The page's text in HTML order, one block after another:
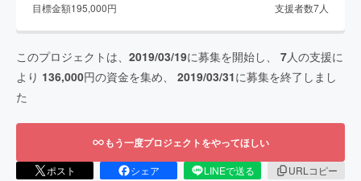
目標金額195,000円 支援者数7人
このプロジェクトは、 2019/03/19に募集を開始し、 7人の支援に
より 136,000円の資金を集め、 2019/03/31に募集を終了しまし
た
もう一度プロジェクトをやってほしい
ポスト シェア LINEで送る
URLコピー